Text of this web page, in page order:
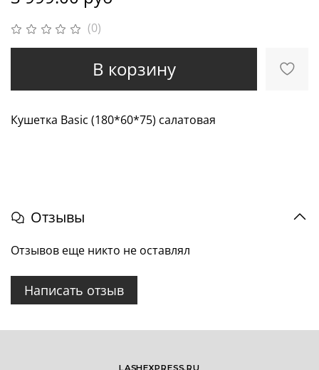
(0)
В корзину
Кушетка Basic (180*60*75) салатовая
Отзывы
Отзывов еще никто не оставлял
Написать отзыв
LASHEXPRESS.RU